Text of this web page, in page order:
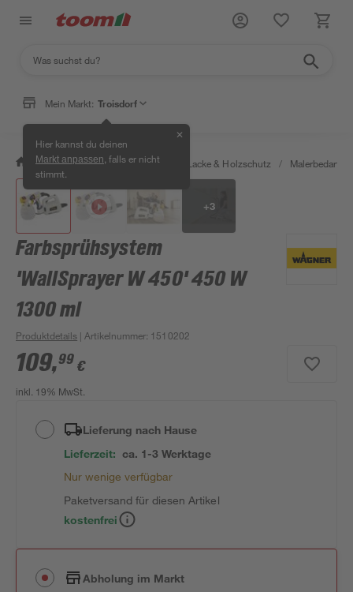
Mein Markt: Troisdorf
Hier kannst du deinen
Markt anpassen , falls er nicht
stimmt.
✕
/ Bauen & Renovieren / Farben, Lacke & Holzschutz / Malerbedarf
+3
Farbsprühsystem
'WallSprayer W 450' 450 W
1300 ml
Produktdetails | Artikelnummer: 1510202
109,99 €
inkl. 19% MwSt.
Lieferung nach Hause
Lieferzeit: ca. 1-3 Werktage
Nur wenige verfügbar
Paketversand für diesen Artikel
kostenfrei
Abholung im Markt